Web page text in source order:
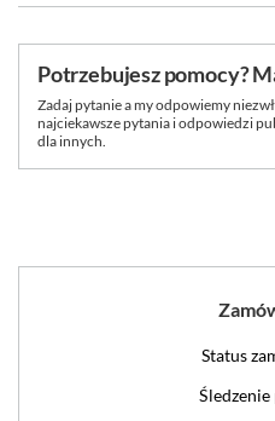
Potrzebujesz pomocy?
Zadaj pytanie a my odpowiemy
najciekawsze pytania i odpowiedzi
dla innych.
Status
Śledzenie